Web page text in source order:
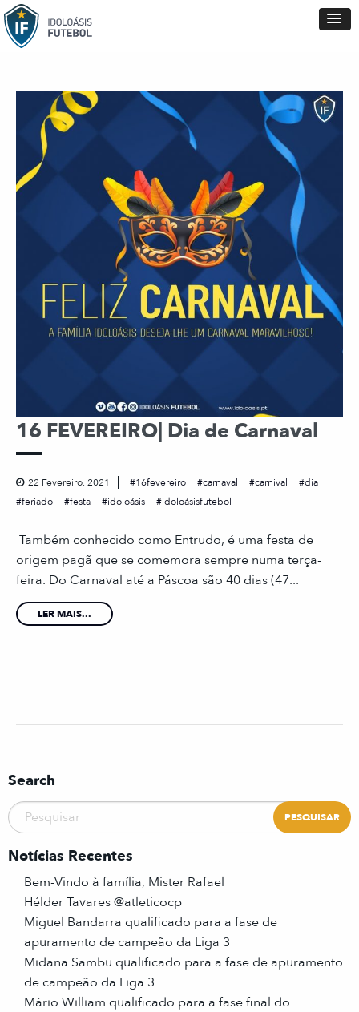
16 FEVEREIRO| Dia de Carnaval
22 Fevereiro, 2021 16fevereiro carnaval carnival
dia
feriado
festa idoloásis idoloásisfutebol
Também conhecido como Entrudo, é uma festa de
origem pagã que se comemora sempre numa terça-
feira. Do Carnaval até a Páscoa são 40 dias (47...
LER MAIS...
Search
Notícias Recentes
Bem-Vindo à família, Mister Rafael
Hélder Tavares @atleticocp
Miguel Bandarra qualificado para a fase de
apuramento de campeão da Liga 3
Midana Sambu qualificado para a fase de apuramento
de campeão da Liga 3
Mário William qualificado para a fase final do